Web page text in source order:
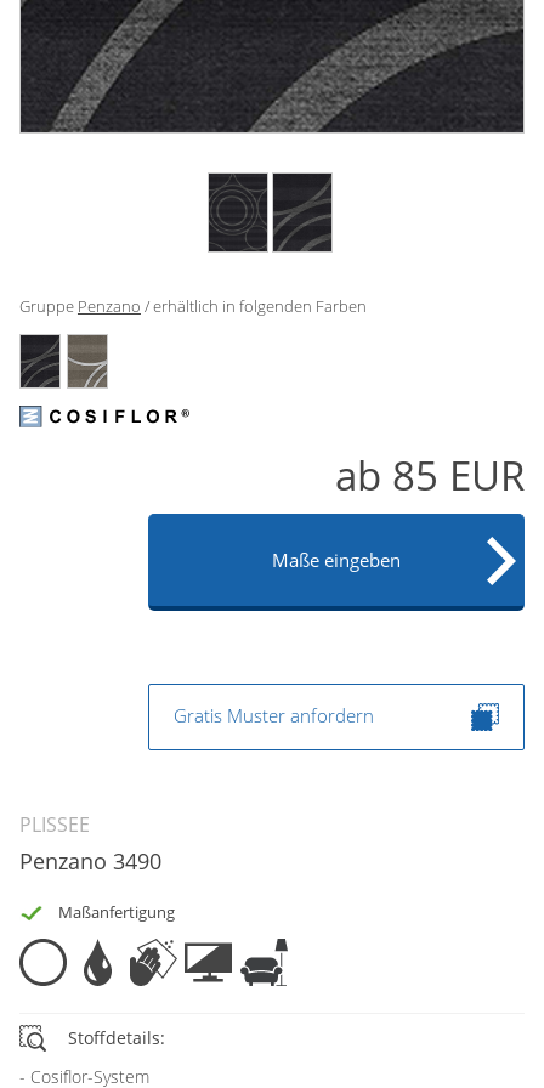
Gardinenstange
Stoffe
Panneaux
Gruppe Penzano / erhältlich in folgenden Farben
PLISSEE
Penzano 3490
Maßanfertigung
Stoffdetails:
Cosiflor-System
ab 85 EUR
Maße eingeben
Gratis Muster anfordern